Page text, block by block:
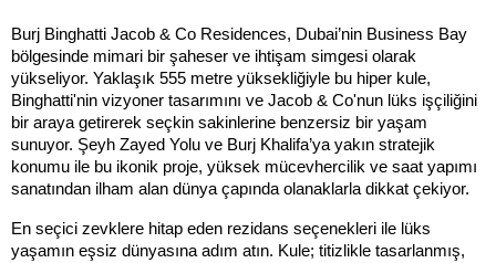
Burj Binghatti Jacob & Co Residences, Dubai’nin Business Bay
bölgesinde mimari bir şaheser ve ihtişam simgesi olarak
yükseliyor. Yaklaşık 555 metre yüksekliğiyle bu hiper kule,
Binghatti'nin vizyoner tasarımını ve Jacob & Co'nun lüks işçiliğini
bir araya getirerek seçkin sakinlerine benzersiz bir yaşam
sunuyor. Şeyh Zayed Yolu ve Burj Khalifa’ya yakın stratejik
konumu ile bu ikonik proje, yüksek mücevhercilik ve saat yapımı
sanatından ilham alan dünya çapında olanaklarla dikkat çekiyor.
En seçici zevklere hitap eden rezidans seçenekleri ile lüks
yaşamın eşsiz dünyasına adım atın. Kule; titizlikle tasarlanmış,